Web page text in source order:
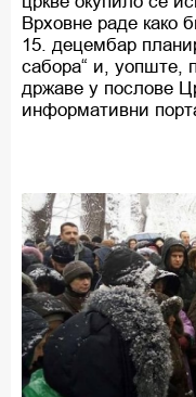
Врховне раде како
15. децембар
сабора“ и, уопште,
државе у послове
информативни